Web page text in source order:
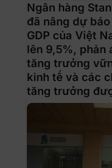
Ngân hàng
đã nâng dự
GDP của Việt
lên 9,5%, phản
tăng trưởng
kinh tế và các
tăng trưởng